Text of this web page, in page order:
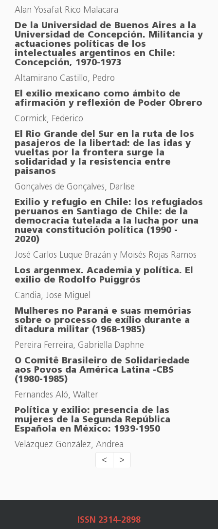
Alan Yosafat Rico Malacara
De la Universidad de Buenos Aires a la
Universidad de Concepción. Militancia y
actuaciones políticas de los
intelectuales argentinos en Chile:
Concepción, 1970-1973
Altamirano Castillo, Pedro
El exilio mexicano como ámbito de
afirmación y reflexión de Poder Obrero
Cormick, Federico
El Rio Grande del Sur en la ruta de los
pasajeros de la libertad: de las idas y
vueltas por la frontera surge la
solidaridad y la resistencia entre
paisanos
Gonçalves de Gonçalves, Darlise
Exilio y refugio en Chile: los refugiados
peruanos en Santiago de Chile: de la
democracia tutelada a la lucha por una
nueva constitución política (1990 -
2020)
José Carlos Luque Brazán y Moisés Rojas Ramos
Los argenmex. Academia y política. El
exilio de Rodolfo Puiggrós
Candia, Jose Miguel
Mulheres no Paraná e suas memórias
sobre o processo de exílio durante a
ditadura militar (1968-1985)
Pereira Ferreira, Gabriella Daphne
O Comitê Brasileiro de Solidariedade
aos Povos da América Latina -CBS
(1980-1985)
Fernandes Aló, Walter
Política y exilio: presencia de las
mujeres de la Segunda República
Española en México: 1939-1950
Velázquez González, Andrea
<
>
ISSN 2314-2898